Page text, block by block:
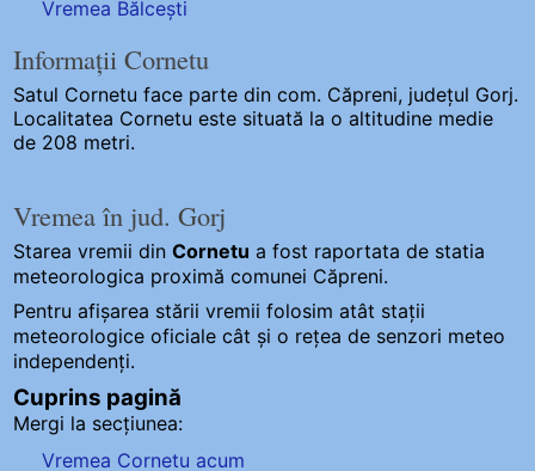
Vremea Bălcești
Informații Cornetu
Satul Cornetu face parte din com. Căpreni, județul Gorj.
Localitatea Cornetu este situată la o altitudine medie
de 208 metri.
Vremea în jud. Gorj
Starea vremii dinCornetu a fost raportata de statia
meteorologica proximă comunei Căpreni.
Pentru afișarea stării vremii folosim atât stații
meteorologice oficiale cât și o rețea de senzori meteo
independenți.
Cuprins pagină
Mergi la secțiunea:
Vremea Cornetu acum